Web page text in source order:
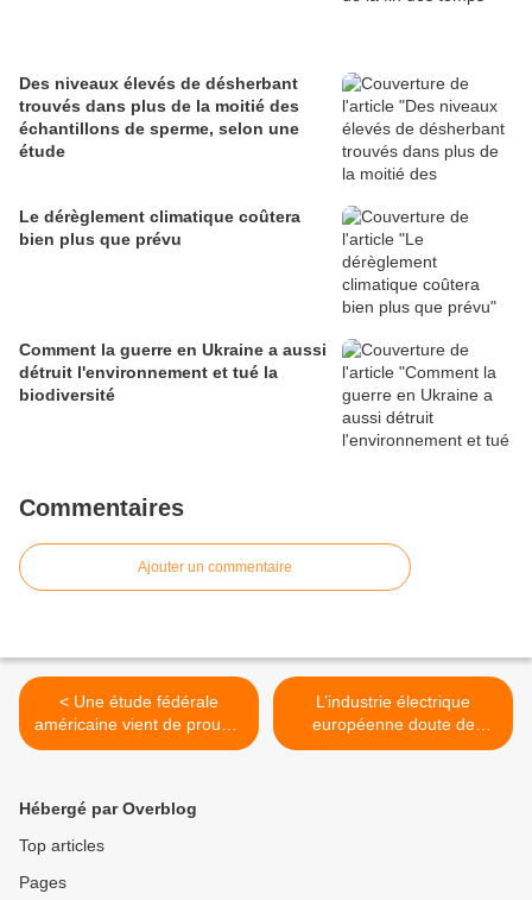
Des niveaux élevés de désherbant
trouvés dans plus de la moitié des
échantillons de sperme, selon une
étude
Le dérèglement climatique coûtera
bien plus que prévu
Comment la guerre en Ukraine a aussi
détruit l'environnement et tué la
biodiversité
Commentaires
Ajouter un commentaire
< Une étude fédérale
américaine vient de prouver
que le téléphone portable
L’industrie électrique
européenne doute de
l’intérêt des compteurs
Hébergé par Overblog
Top articles
Pages